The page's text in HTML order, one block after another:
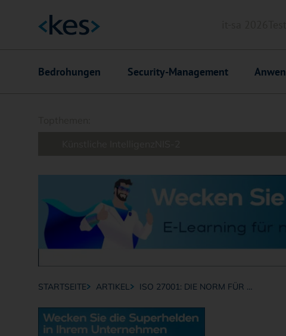
Hauptnavigation
Bedrohungen Security-Management
Breadcrumb-Navigation
STARTSEITE ARTIKEL ISO 27001: DIE NORM FÜR …